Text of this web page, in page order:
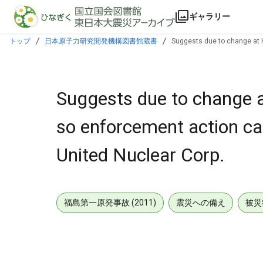
本文に飛ぶ
ギャラリー
トップ 日本原子力研究開発機構図書館蔵書 Suggests due to change at
Suggests due to change
so enforcement action
United Nuclear Corp.
福島第一原発事故 (2011) 震災への備え 被災